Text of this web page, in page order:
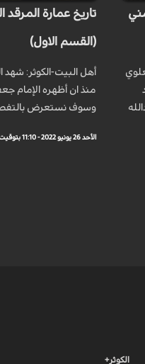
تاريخ عمارة
(القسم الاول)
أهل البيت-الكوثر: شهد
منذ ان أظهره الإمام
وسوف نستعرض
الأحد 26 يونيو 2022 - 11:10 بتوقيت مكة
الكوثر+